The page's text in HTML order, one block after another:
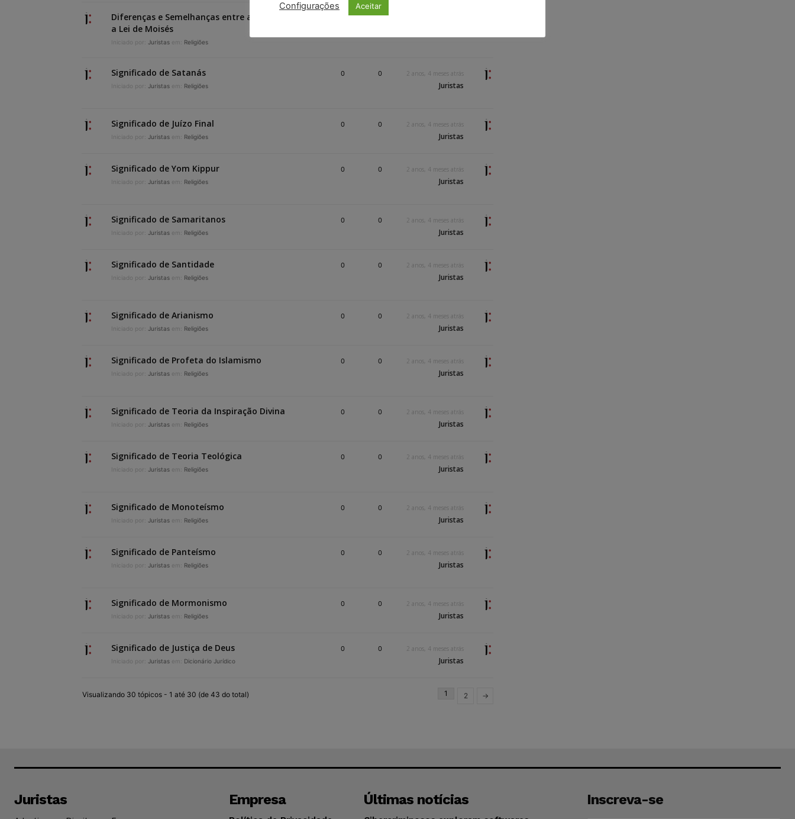
Diferenças e Semelhanças entre a Lei de Deus e
a Lei de Moisés
Iniciado por: Juristas em: Religiões
0
Significado de Satanás
Iniciado por: Juristas em: Religiões
0 0 2 anos, 4 meses atrás
Juristas
Significado de Juízo Final
Iniciado por: Juristas em: Religiões
0 0 2 anos, 4 meses atrás
Juristas
Significado de Yom Kippur
Iniciado por: Juristas em: Religiões
0 0 2 anos, 4 meses atrás
Juristas
Significado de Samaritanos
Iniciado por: Juristas em: Religiões
0 0 2 anos, 4 meses atrás
Juristas
Significado de Santidade
Iniciado por: Juristas em: Religiões
0 0 2 anos, 4 meses atrás
Juristas
Significado de Arianismo
Iniciado por: Juristas em: Religiões
0 0 2 anos, 4 meses atrás
Juristas
Significado de Profeta do Islamismo
Iniciado por: Juristas em: Religiões
0 0 2 anos, 4 meses atrás
Juristas
Significado de Teoria da Inspiração Divina
Iniciado por: Juristas em: Religiões
0 0 2 anos, 4 meses atrás
Juristas
Significado de Teoria Teológica
Iniciado por: Juristas em: Religiões
0 0 2 anos, 4 meses atrás
Juristas
Significado de Monoteísmo
Iniciado por: Juristas em: Religiões
0 0 2 anos, 4 meses atrás
Juristas
Significado de Panteísmo
Iniciado por: Juristas em: Religiões
0 0 2 anos, 4 meses atrás
Juristas
Significado de Mormonismo
Iniciado por: Juristas em: Religiões
0 0 2 anos, 4 meses atrás
Juristas
Significado de Justiça de Deus
Iniciado por: Juristas em: Dicionário Jurídico
0 0 2 anos, 4 meses atrás
Juristas
Visualizando 30 tópicos - 1 até 30 (de 43 do total) 1 2 →
Juristas Empresa Últimas notícias Inscreva-se
Configurações Aceitar